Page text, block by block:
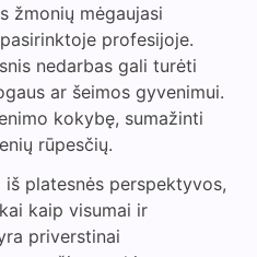
žmonių mėgaujasi
profesijoje.
nedarbas gali turėti
ar šeimos gyvenimui.
kokybę, sumažinti
rūpesčių.
platesnės perspektyvos,
kaip visumai ir
priverstinai